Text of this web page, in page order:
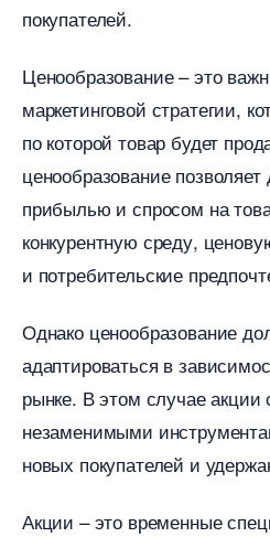
покупателей.
Ценообразование – это
маркетинговой стратегии,
по которой товар будет
ценообразование
прибылью и спросом на
конкурентную среду,
и потребительские
Однако ценообразование
адаптироваться в
рынке. В этом случае акции
незаменимыми
новых покупателей и
Акции – это временные